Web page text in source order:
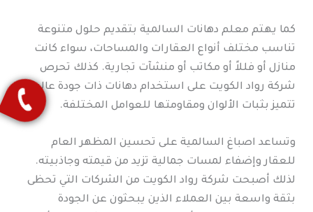
كما يهتم معلم دهانات السالمية بتقديم حلول متنوعة
تناسب مختلف أنواع العقارات والمساحات، سواء كانت
منازل أو فللاً أو مكاتب أو منشآت تجارية. كذلك تحرص
شركة رواد الكويت على استخدام دهانات ذات جودة عالية
تتميز بثبات الألوان ومقاومتها للعوامل المختلفة.
وتساعد اصباغ السالمية على تحسين المظهر العام
للعقار وإضفاء لمسات جمالية تزيد من قيمته وجاذبيته.
لذلك أصبحت شركة رواد الكويت من الشركات التي تحظى
بثقة واسعة بين العملاء الذين يبحثون عن الجودة